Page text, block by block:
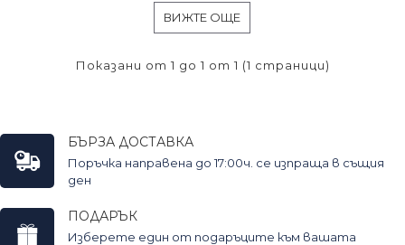
ВИЖТЕ ОЩЕ
Показани от 1 до 1 от 1 (1 страници)
БЪРЗА ДОСТАВКА
Поръчка направена до 17:00ч. се изпраща в същия
ден
ПОДАРЪК
Изберете един от подаръците към вашата